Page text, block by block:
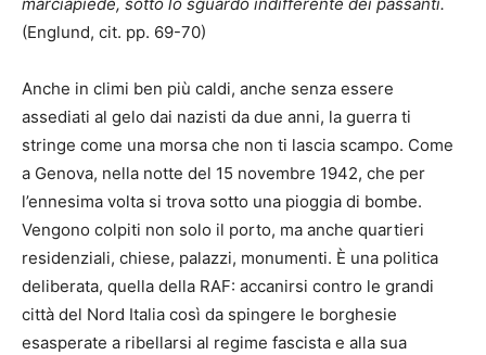
(Englund, cit. pp. 69-70)
Anche in climi ben più caldi, anche senza essere
assediati al gelo dai nazisti da due anni, la guerra ti
stringe come una morsa che non ti lascia scampo. Come
a Genova, nella notte del 15 novembre 1942, che per
l’ennesima volta si trova sotto una pioggia di bombe.
Vengono colpiti non solo il porto, ma anche quartieri
residenziali, chiese, palazzi, monumenti. È una politica
deliberata, quella della RAF: accanirsi contro le grandi
città del Nord Italia così da spingere le borghesie
esasperate a ribellarsi al regime fascista e alla sua